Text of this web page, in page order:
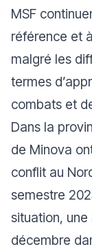
MSF
référence et
malgré les
termes
combats et
Dans la
de Minova
conflit au
semestre
situation,
décembre